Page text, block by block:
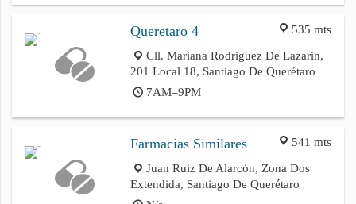
535 mts
Queretaro 4
Cll. Mariana Rodriguez De Lazarin,
201 Local 18, Santiago De Querétaro
7AM–9PM
541 mts
Farmacias Similares
Juan Ruiz De Alarcón, Zona Dos
Extendida, Santiago De Querétaro